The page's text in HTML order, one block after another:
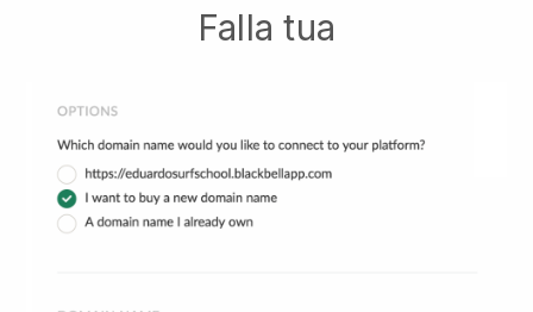
Falla tua